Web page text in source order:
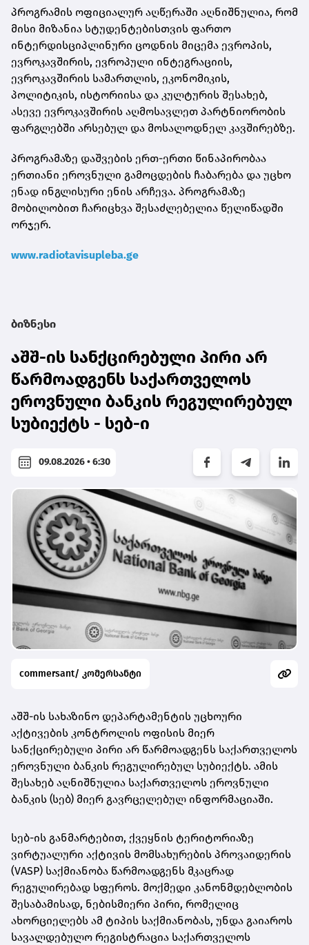
პროგრამის ოფიციალურ აღწერაში აღნიშნულია, რომ
მისი მიზანია სტუდენტებისთვის ფართო
ინტერდისციპლინური ცოდნის მიცემა ევროპის,
ევროკავშირის, ევროპული ინტეგრაციის,
ევროკავშირის სამართლის, ეკონომიკის,
პოლიტიკის, ისტორიისა და კულტურის შესახებ,
ასევე ევროკავშირის აღმოსავლეთ პარტნიორობის
ფარგლებში არსებულ და მოსალოდნელ კავშირებზე.
პროგრამაზე დაშვების ერთ-ერთი წინაპირობაა
ერთიანი ეროვნული გამოცდების ჩაბარება და უცხო
ენად ინგლისური ენის არჩევა. პროგრამაზე
მობილობით ჩარიცხვა შესაძლებელია წელიწადში
ორჯერ.
www.radiotavisupleba.ge
ბიზნესი
აშშ-ის სანქცირებული პირი არ
წარმოადგენს საქართველოს
ეროვნული ბანკის რეგულირებულ
სუბიექტს - სებ-ი
09.08.2026 • 6:30
commersant/ კომერსანტი
აშშ-ის სახაზინო დეპარტამენტის უცხოური
აქტივების კონტროლის ოფისის მიერ
სანქცირებული პირი არ წარმოადგენს საქართველოს
ეროვნული ბანკის რეგულირებულ სუბიექტს. ამის
შესახებ აღნიშნულია საქართველოს ეროვნული
ბანკის (სებ) მიერ გავრცელებულ ინფორმაციაში.
სებ-ის განმარტებით, ქვეყნის ტერიტორიაზე
ვირტუალური აქტივის მომსახურების პროვაიდერის
(VASP) საქმიანობა წარმოადგენს მკაცრად
რეგულირებად სფეროს. მოქმედი კანონმდებლობის
შესაბამისად, ნებისმიერი პირი, რომელიც
ახორციელებს ამ ტიპის საქმიანობას, უნდა გაიაროს
სავალდებულო რეგისტრაცია საქართველოს